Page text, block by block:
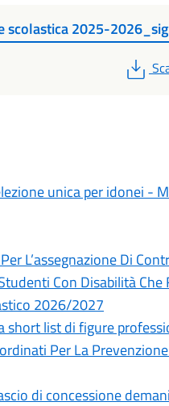
scolastica 2025-
unica per idonei -
L’assegnazione Di
Con Disabilità
2026/2027
short list di figure
Per La
di concessione